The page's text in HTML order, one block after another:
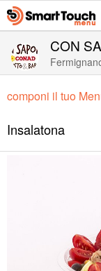
CON
componi il tuo
Insalatona